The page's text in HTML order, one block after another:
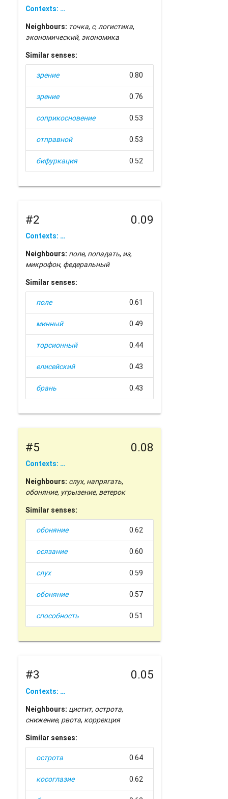
Contexts: …
Neighbours: точка, с,логистика,
экономический, экономика
Similar senses:
зрение 0.80
зрение 0.76
соприкосновение 0.53
отправной 0.53
бифуркация 0.52
#2 0.09
Contexts: …
Neighbours: поле, попадать, из,
микрофон, федеральный
Similar senses:
поле 0.61
минный 0.49
торсионный 0.44
елисейский 0.43
брань 0.43
#5 0.08
Contexts: …
Neighbours: слух, напрягать,
обоняние, угрызение, ветерок
Similar senses:
обоняние 0.62
осязание 0.60
слух 0.59
обоняние 0.57
способность 0.51
#3 0.05
Contexts: …
Neighbours: цистит, острота,
снижение, рвота, коррекция
Similar senses:
острота 0.64
косоглазие 0.62